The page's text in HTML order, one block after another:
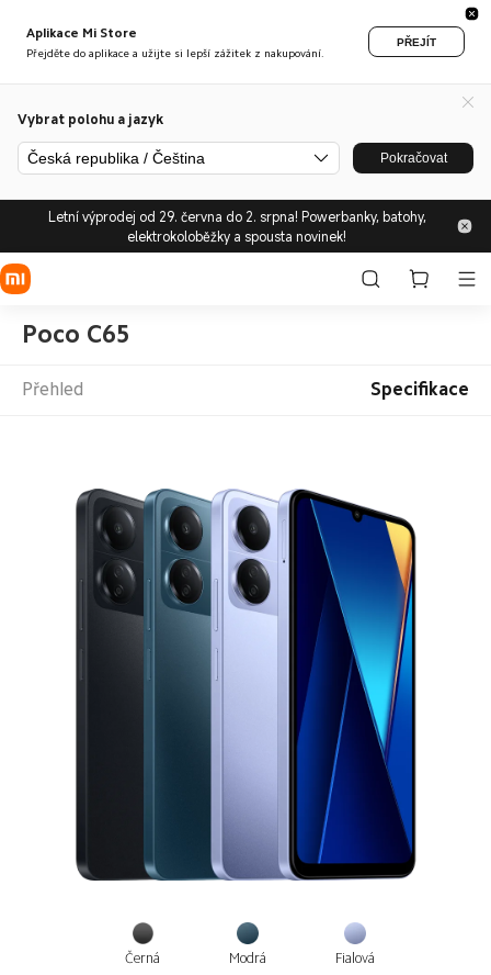
Aplikace Mi Store
Přejděte do aplikace a užijte si lepší zážitek z nakupování.
PŘEJÍT
Vybrat polohu a jazyk
Česká republika / Čeština Pokračovat
Letní výprodej od 29. června do 2. srpna! Powerbanky, batohy,
elektrokoloběžky a spousta novinek!
Poco C65
Přehled Specifikace
Černá Modrá Fialová